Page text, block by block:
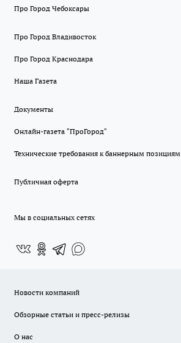
Про Город Чебоксары
Про Город Владивосток
Про Город Краснодара
Наша Газета
Документы
Онлайн-газета "ПроГород"
Технические требования к баннерным позициям
Публичная оферта
Мы в социальных сетях
Новости компаний
Обзорные статьи и пресс-релизы
О нас